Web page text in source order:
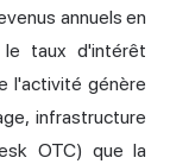
annuels en
le taux d'intérêt
l'activité génère
infrastructure
OTC) que la